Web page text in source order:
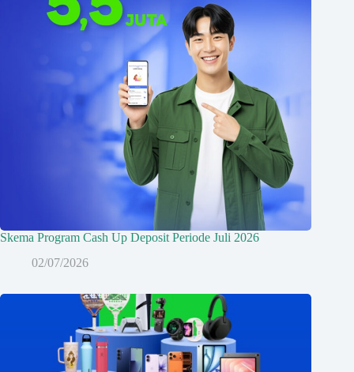
Skema Program Cash Up Deposit Periode Juli 2026
02/07/2026